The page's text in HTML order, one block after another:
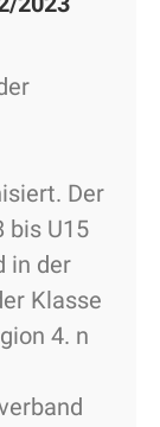
Der
bis U15
in der
Klasse
4. n